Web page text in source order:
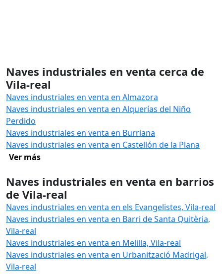
Naves industriales en venta cerca de
Vila-real
Naves industriales en venta en Almazora
Naves industriales en venta en Alquerías del Niño
Perdido
Naves industriales en venta en Burriana
Naves industriales en venta en Castellón de la Plana
Ver más
Naves industriales en venta en barrios
de Vila-real
Naves industriales en venta en els Evangelistes, Vila-real
Naves industriales en venta en Barri de Santa Quitèria,
Vila-real
Naves industriales en venta en Melilla, Vila-real
Naves industriales en venta en Urbanització Madrigal,
Vila-real